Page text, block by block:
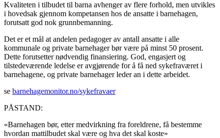
Kvaliteten i tilbudet til barna avhenger av flere forhold, men utvikles
i hovedsak gjennom kompetansen hos de ansatte i barnehagen,
forutsatt god nok grunnbemanning.
Det er et mål at andelen pedagoger av antall ansatte i alle
kommunale og private barnehager bør være på minst 50 prosent.
Dette forutsetter nødvendig finansiering. God, engasjert og
tilstedeværende ledelse er avgjørende for å få ned sykefraværet i
barnehagene, og private barnehager leder an i dette arbeidet.
se barnehagemonitor.no/sykefravaer
PÅSTAND:
«Barnehagen bør, etter medvirkning fra foreldrene, få bestemme
hvordan mattilbudet skal være og hva det skal koste»